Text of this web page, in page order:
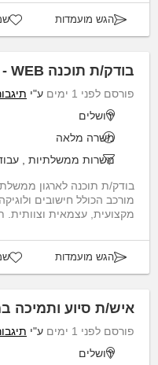
הגש מועמדות
בודק/ת תוכנה WEB - ירושלים
פורסם לפני 1 ימים ע"י
ירושלים
משרה מלאה
משרות ממשלתיות
בודק/ת תוכנה לארגון
מורכב הכולל חישובים
מקצועית, עצמאית וצוותית.
הגש מועמדות
איש/ת סיוע ותמיכה
פורסם לפני 1 ימים ע"י
ירושלים